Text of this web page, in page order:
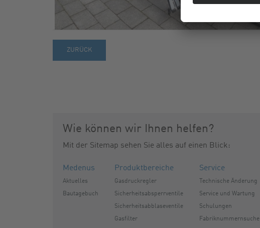
ZURÜCK
Wie können wir Ihnen helfen?
Mit der Sitemap sehen Sie alles auf einen Blick:
Medenus
Aktuelles
Bautagebuch
Produktbereiche
Gasdruckregler
Sicherheitsabsperrventile
Sicherheitsabblaseventile
Gasfilter
Service
Technische Änderung
Service und Wartung
Schulungen
Fabriknummernsuche